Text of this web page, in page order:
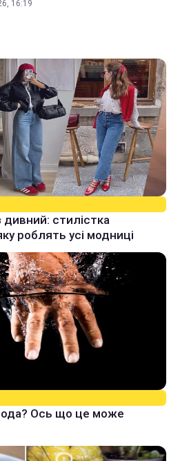
16:19
дивний: стилістка
роблять усі модниці
Ось що це може